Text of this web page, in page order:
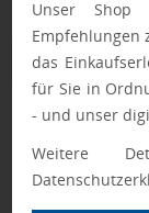
Unser Shop
Empfehlungen
das
für Sie in
- und unser
Weitere
Artikelnummer:
Marke: